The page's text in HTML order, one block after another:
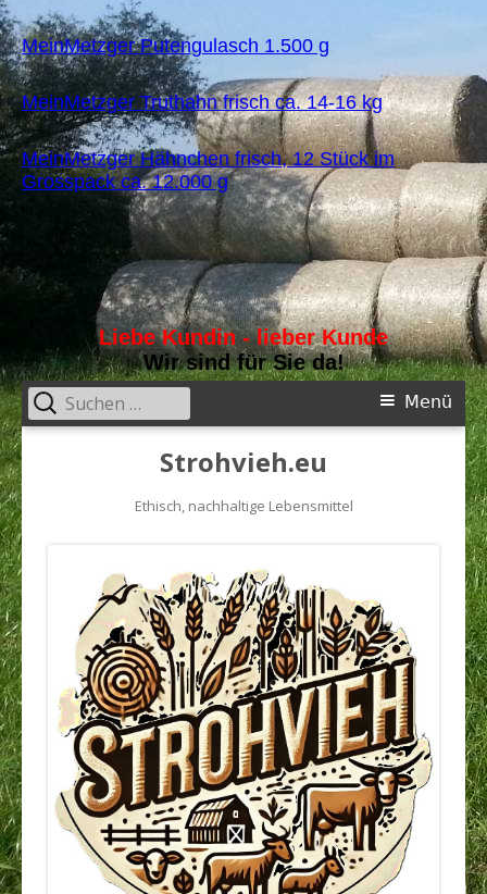
MeinMetzger Putengulasch 1.500 g
MeinMetzger Truthahn frisch ca. 14-16 kg
MeinMetzger Hähnchen frisch, 12 Stück im
Grosspack ca. 12.000 g
Liebe Kundin - lieber Kunde
Wir sind für Sie da!